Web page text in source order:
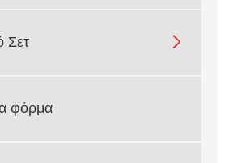
Σετ 
φόρμα